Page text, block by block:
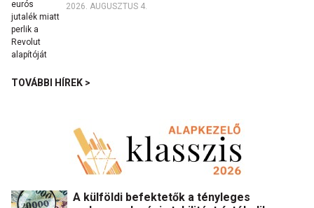
2026. AUGUSZTUS 4.
TOVÁBBI HÍREK >
A külföldi befektetők a tényleges